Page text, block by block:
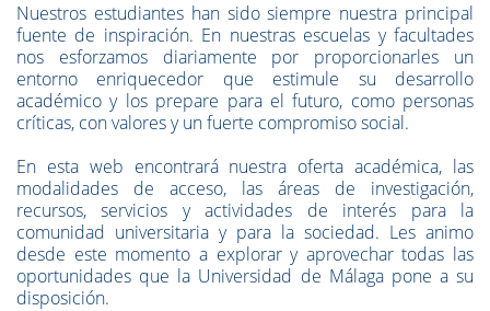
Nuestros estudiantes han sido siempre nuestra principal
fuente de inspiración. En nuestras escuelas y facultades
nos esforzamos diariamente por proporcionarles un
entorno enriquecedor que estimule su desarrollo
académico y los prepare para el futuro, como personas
críticas, con valores y un fuerte compromiso social.
En esta web encontrará nuestra oferta académica, las
modalidades de acceso, las áreas de investigación,
recursos, servicios y actividades de interés para la
comunidad universitaria y para la sociedad. Les animo
desde este momento a explorar y aprovechar todas las
oportunidades que la Universidad de Málaga pone a su
disposición.